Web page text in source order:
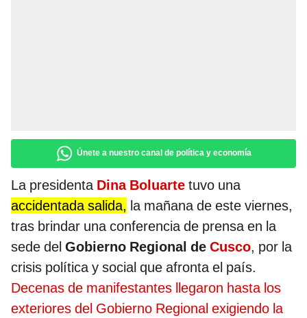
Únete a nuestro canal de política y economía
La presidenta Dina Boluarte tuvo una
accidentada salida, la mañana de este viernes,
tras brindar una conferencia de prensa en la
sede del Gobierno Regional de Cusco, por la
crisis política y social que afronta el país.
Decenas de manifestantes llegaron hasta los
exteriores del Gobierno Regional exigiendo la